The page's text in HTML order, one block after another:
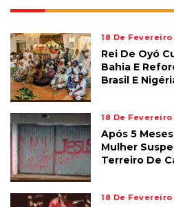
18 De
Rei De Oyó
Bahia E
Brasil E
18 De
Após 5
Mulher
Terreiro De
18 De